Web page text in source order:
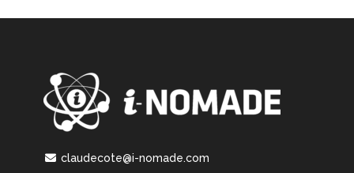
claudecote@i-nomade.com